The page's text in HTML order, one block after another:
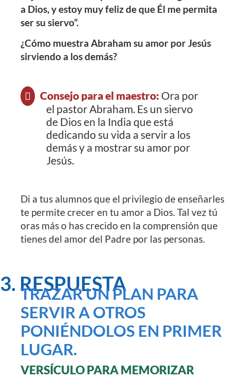
a Dios, y estoy muy feliz de que Él me permita
ser su siervo”.
¿Cómo muestra Abraham su amor por Jesús
sirviendo a los demás?
Consejo para el maestro: Ora por
el pastor Abraham. Es un siervo
de Dios en la India que está
dedicando su vida a servir a los
demás y a mostrar su amor por
Jesús.
Di a tus alumnos que el privilegio de enseñarles
te permite crecer en tu amor a Dios. Tal vez tú
oras más o has crecido en la comprensión que
tienes del amor del Padre por las personas.
3. RESPUESTA
TRAZAR UN PLAN PARA
SERVIR A OTROS
PONIÉNDOLOS EN PRIMER
LUGAR.
VERSÍCULO PARA MEMORIZAR